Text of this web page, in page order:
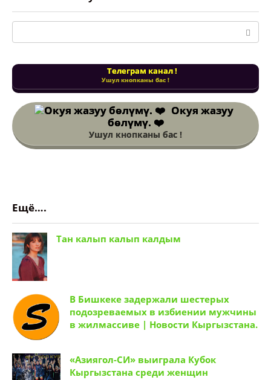
Поиск:
Телеграм канал !
Ушул кнопканы бас !
Окуя жазуу
бөлүмү. ❤️
Ушул кнопканы бас !
Ещё….
Тан калып калып калдым
В Бишкеке задержали шестерых
подозреваемых в избиении мужчины
в жилмассиве | Новости Кыргызстана.
«Азиягол-СИ» выиграла Кубок
Кыргызстана среди женщин